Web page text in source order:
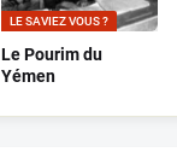
LE SAVIEZ VOUS ?
Le Pourim du
Yémen